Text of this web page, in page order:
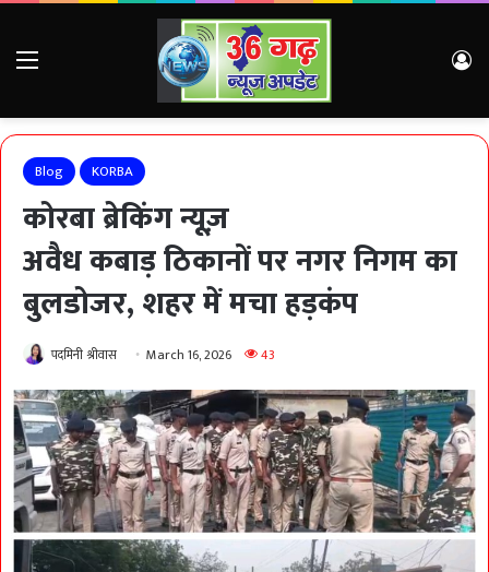
Menu
Blog KORBA
कोरबा ब्रेकिंग न्यूज़
अवैध कबाड़ ठिकानों पर नगर निगम का
बुलडोजर, शहर में मचा हड़कंप
पदमिनी श्रीवास March 16, 2026 43